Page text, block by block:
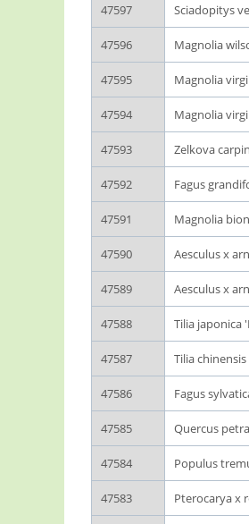
47597 Sciadopitys
47596 Magnolia
47595 Magnolia
47594 Magnolia
47593 Zelkova
47592 Fagus
47591 Magnolia
47590 Aesculus x
47589 Aesculus x
47588 Tilia japonica
47587 Tilia chinensis
47586 Fagus
47585 Quercus
47584 Populus
47583 Pterocarya x